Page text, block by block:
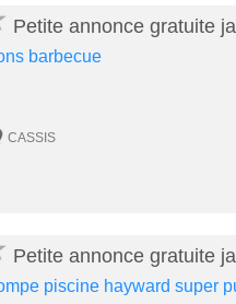
Petite annonce gratuite
barbecue
CASSIS
Petite annonce gratuite
piscine hayward super